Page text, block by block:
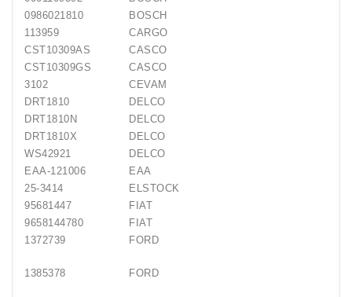
0986021810
BOSCH
113959
CARGO
CST10309AS
CASCO
CST10309GS
CASCO
3102
CEVAM
DRT1810
DELCO
DRT1810N
DELCO
DRT1810X
DELCO
WS42921
DELCO
EAA-121006
EAA
25-3414
ELSTOCK
95681447
FIAT
9658144780
FIAT
1372739
FORD
1385378 FORD